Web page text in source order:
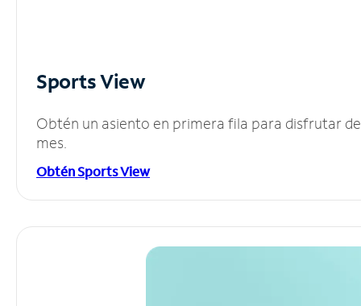
Sports View
Obtén un asiento en primera fila para disfrutar
mes.
Obtén Sports View